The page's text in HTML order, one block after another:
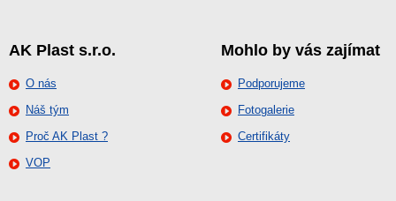
AK Plast s.r.o.
O nás
Náš tým
Proč AK Plast ?
VOP
Mohlo by vás zajímat
Podporujeme
Fotogalerie
Certifikáty